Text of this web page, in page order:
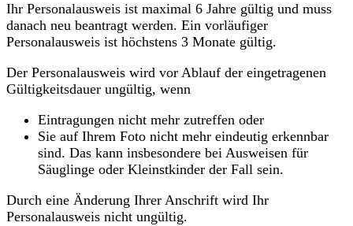
Ihr Personalausweis ist maximal 6 Jahre gültig und muss
danach neu beantragt werden. Ein vorläufiger
Personalausweis ist höchstens 3 Monate gültig.
Der Personalausweis wird vor Ablauf der eingetragenen
Gültigkeitsdauer ungültig, wenn
Eintragungen nicht mehr zutreffen oder
Sie auf Ihrem Foto nicht mehr eindeutig erkennbar
sind. Das kann insbesondere bei Ausweisen für
Säuglinge oder Kleinstkinder der Fall sein.
Durch eine Änderung Ihrer Anschrift wird Ihr
Personalausweis nicht ungültig.